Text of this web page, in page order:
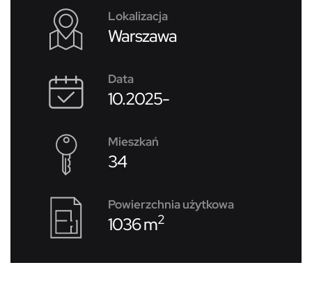
Lokalizacja
Warszawa
Data
10.2025-
Mieszkań
34
Powierzchnia użytkowa
1036 m2